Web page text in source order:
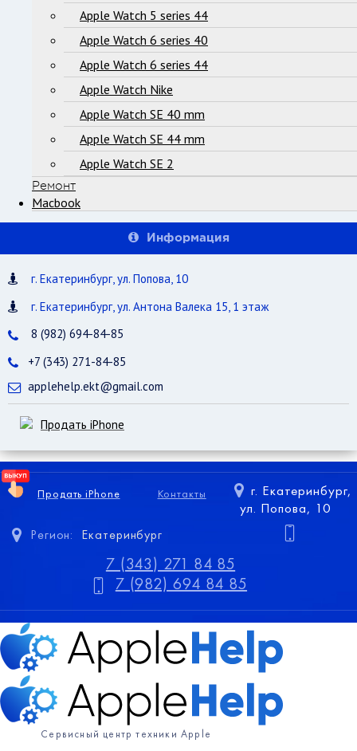
Apple Watch 5 series 44
Apple Watch 6 series 40
Apple Watch 6 series 44
Apple Watch Nike
Apple Watch SE 40 mm
Apple Watch SE 44 mm
Apple Watch SE 2
Ремонт
Macbook
Информация
г. Екатеринбург, ул. Попова, 10
г. Екатеринбург, ул. Антона Валека 15, 1 этаж
8 (982) 694-84-85
+7 (343) 271-84-85
applehelp.ekt@gmail.com
Продать iPhone
Продать iPhone Контакты
Регион: Екатеринбург
г. Екатеринбург,
ул. Попова, 10
7 (343) 271 84 85
7 (982) 694 84 85
Сервисный центр техники Apple